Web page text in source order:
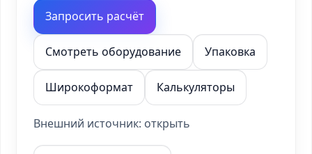
Запросить расчёт
Смотреть оборудование Упаковка
Широкоформат Калькуляторы
Внешний источник: открыть